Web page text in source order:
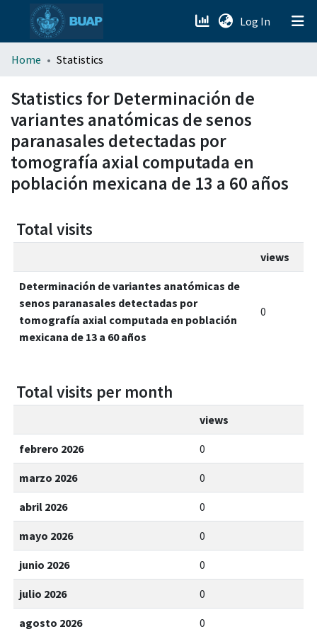
Log In (current)
menu.section.about_menu
All of DSpace
Home Statistics
Statistics for Determinación de
variantes anatómicas de senos
paranasales detectadas por
tomografía axial computada en
población mexicana de 13 a 60 años
Total visits
views
Determinación de variantes anatómicas de
senos paranasales detectadas por
tomografía axial computada en población
mexicana de 13 a 60 años
0
Total visits per month
views
febrero 2026 0
marzo 2026 0
abril 2026 0
mayo 2026 0
junio 2026 0
julio 2026 0
agosto 2026 0